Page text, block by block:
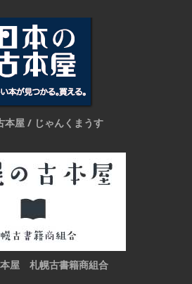
本屋 / じゃんくまうす
屋 札幌古書籍商組合